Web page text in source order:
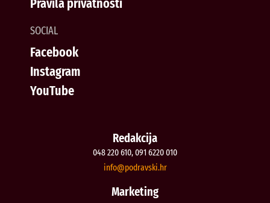
Pravila privatnosti
SOCIAL
Facebook
Instagram
YouTube
Redakcija
048 220 610, 091 6220 010
rh.iksvardop
@ofni
Marketing